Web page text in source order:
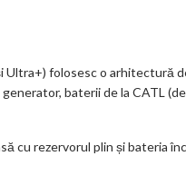
Ultra+) folosesc o arhitectură
baterii de la CATL
cu rezervorul plin și bateria